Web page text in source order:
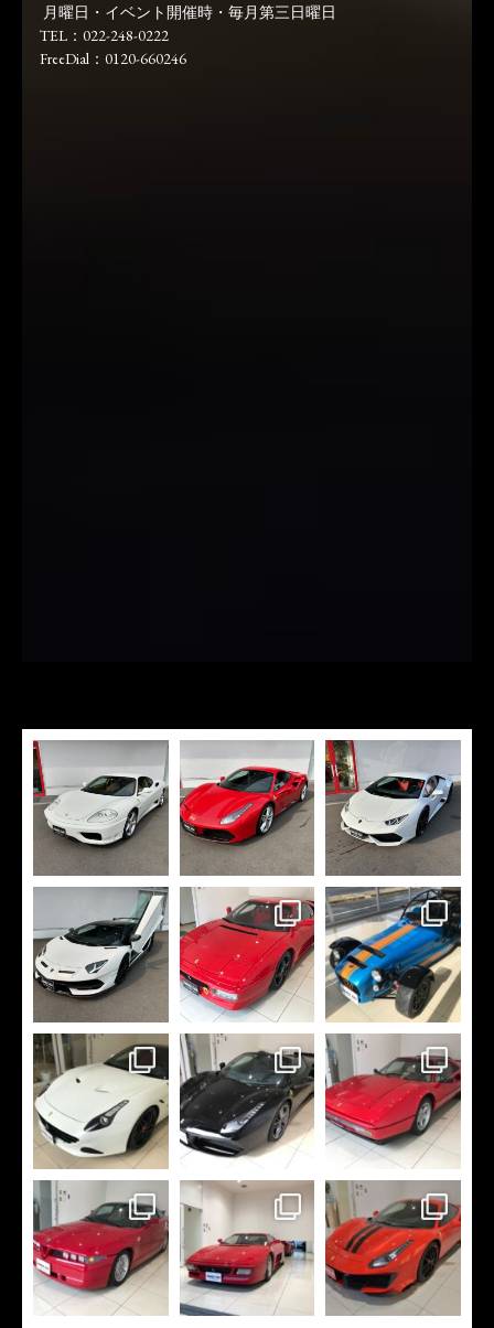
月曜日・イベント開催時・毎月第三日曜日
TEL：022-248-0222
FreeDial：0120-660246